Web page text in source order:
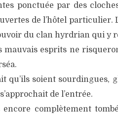
ponctuée par des
de l’hôtel particulier.
du clan hyrdrian qui y
mauvais esprits ne
qu’ils soient sourdingues,
de l’entrée.
complètement